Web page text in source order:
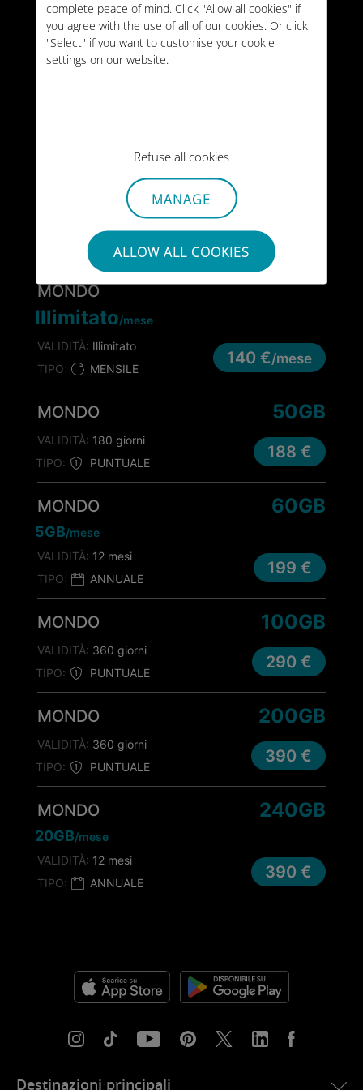
complete peace of mind. Click "Allow all cookies" if
you agree with the use of all of our cookies. Or click
"Select" if you want to customise your cookie
settings on our website.
Refuse all cookies
MANAGE
ALLOW ALL COOKIES
MONDO
TIPO: MENSILE
20GB /mese
VALIDITÀ: Illimitato
44 €/mese
PUNTUALE
PUNTUALE
90 giorni
128 €
MONDO
TIPO: MENSILE
Illimitato/mese
VALIDITÀ: Illimitato
140 €/mese
MONDO
TIPO: PUNTUALE
50GB
VALIDITÀ: 180 giorni
188 €
MONDO
TIPO: ANNUALE
60GB
5GB/mese
VALIDITÀ: 12 mesi
199 €
MONDO
TIPO: PUNTUALE
100GB
VALIDITÀ: 360 giorni
290 €
MONDO
TIPO: PUNTUALE
200GB
VALIDITÀ: 360 giorni
390 €
MONDO
TIPO: ANNUALE
240GB
20GB/mese
VALIDITÀ: 12 mesi
390 €
Destinazioni principali